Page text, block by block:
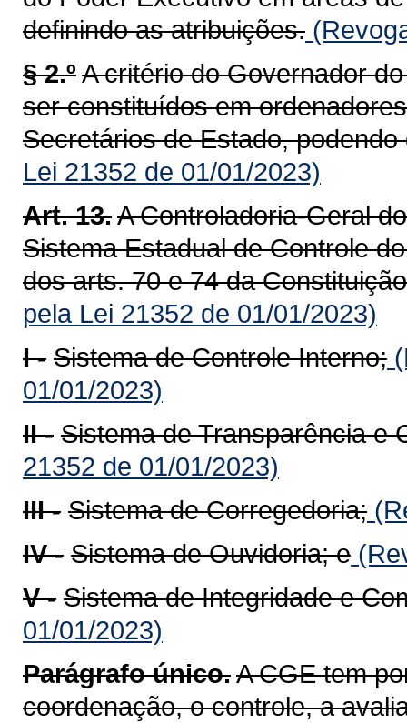
definindo as atribuições.
§ 2.ºA critério do Governador
ser constituídos em
Secretários de Estado,
Lei 21352 de 01/01/2023)
Art. 13.A Controladoria-Geral
Sistema Estadual de Controle
dos arts. 70 e 74 da
pela Lei 21352 de 01/01/2023)
I - Sistema de Controle Interno;
01/01/2023)
II - Sistema de Transparência e
21352 de 01/01/2023)
III - Sistema de Corregedoria;
IV - Sistema de Ouvidoria; e
V - Sistema de Integridade e
01/01/2023)
Parágrafo único.A CGE tem
coordenação, o controle, a